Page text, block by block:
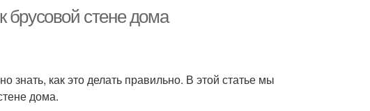
брусовой стене дома
знать, как это делать правильно. В этой статье мы
дома.